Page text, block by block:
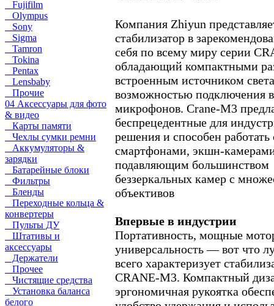
Fujifilm
Olympus
Sony
Sigma
Tamron
Tokina
Pentax
Lensbaby
Прочие
04 Аксессуары для фото
& видео
Карты памяти
Чехлы сумки ремни
Аккумуляторы &
зарядки
Батарейные блоки
Фильтры
Бленды
Переходные кольца &
конвертеры
Пульты ДУ
Штативы и
аксессуары
Держатели
Прочее
Чистящие средства
Установка баланса
белого
Компания Zhiyun
стабилизатор в
себя по всему миру серии
обладающий компактными
встроенным источником
возможностью подключения
микрофонов. Crane-M3
беспрецедентные для
решения и способен работать
смартфонами, экшн-
подавляющим большинством
беззеркальных камер с
объективов
Впервые в индустрии
Портативность, мощные
универсальность — вот что
всего характеризует
CRANE-M3. Компактный
эргономичная рукоятка